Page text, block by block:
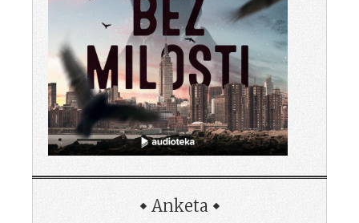
Anketa